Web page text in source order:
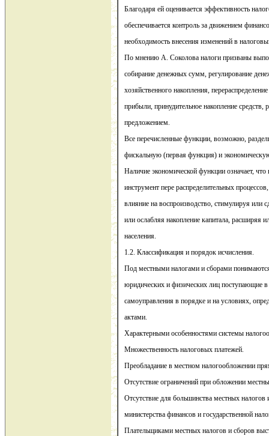
Благодаря ей оценивается эффективность
обеспечивается контроль за движением
необходимость внесения изменений в
По мнению А. Соколова налоги призваны
собирание денежных сумм, регулирование
хозяйственного накопления,
прибыли, принудительное накопление
предложением.
Все перечисленные функции, возможно,
фискальную (первая функция) и
Наличие экономической функции означает, что
инструмент пере распределительных
влияние на воспроизводство, стимулируя или
или ослабляя накопление капитала, расширяя
населения.
1.2. Классификация и порядок исчисления.
Под местными налогами и сборами
юридических и физических лиц поступающие
самоуправления в порядке и на условиях,
актами.
Характерными особенностями системы
Множественность налоговых платежей.
Преобладание в местном налогообложении
Отсутствие ограничений при обложении
Отсутствие для большинства местных налогов
министерства финансов и государственной
Плательщиками местных налогов и сборов